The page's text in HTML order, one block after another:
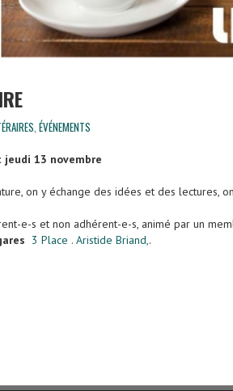
, ÉVÉNEMENTS
13 novembre
on y échange des idées et des lectures,
e-s et non adhérent-e-s, animé par un
3 Place . Aristide Briand,.